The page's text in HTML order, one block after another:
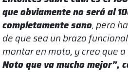
que obviamente no será al
completamente sano, pero
de que sea un brazo
montar en moto, y creo que a
Notoque va mucho mejor”,